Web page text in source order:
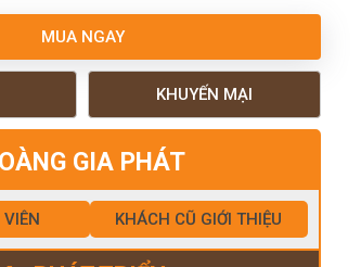
MUA NGAY
KHUYẾN MẠI
GIA PHÁT
VIÊN KHÁCH CŨ GIỚI THIỆU